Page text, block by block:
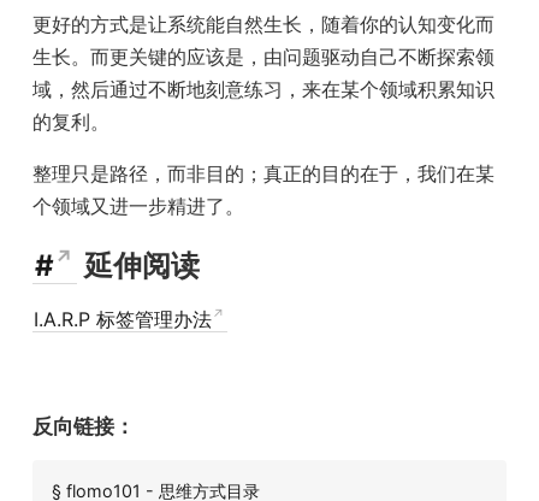
更好的方式是让系统能自然生长，随着你的认知变化而
生长。而更关键的应该是，由问题驱动自己不断探索领
域，然后通过不断地刻意练习，来在某个领域积累知识
的复利。
整理只是路径，而非目的；真正的目的在于，我们在某
个领域又进一步精进了。
# 延伸阅读
I.A.R.P 标签管理办法
反向链接：
§ flomo101 - 思维方式目录